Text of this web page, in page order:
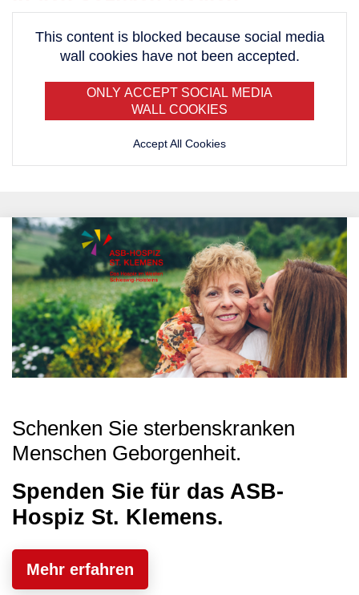
This content is blocked because social media
wall cookies have not been accepted.
ONLY ACCEPT SOCIAL MEDIA
WALL COOKIES
Accept All Cookies
Schenken Sie sterbenskranken
Menschen Geborgenheit.
Spenden Sie für das ASB-
Hospiz St. Klemens.
Mehr erfahren